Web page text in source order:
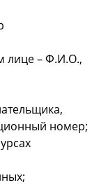
лице – Ф.И.О.,
номер;